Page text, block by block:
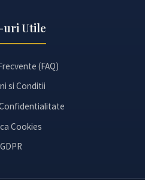
Utile
(FAQ)
si Conditii
Cookies
GDPR